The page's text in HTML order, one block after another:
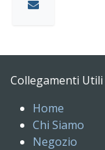
Collegamenti Utili
Home
Chi Siamo
Negozio